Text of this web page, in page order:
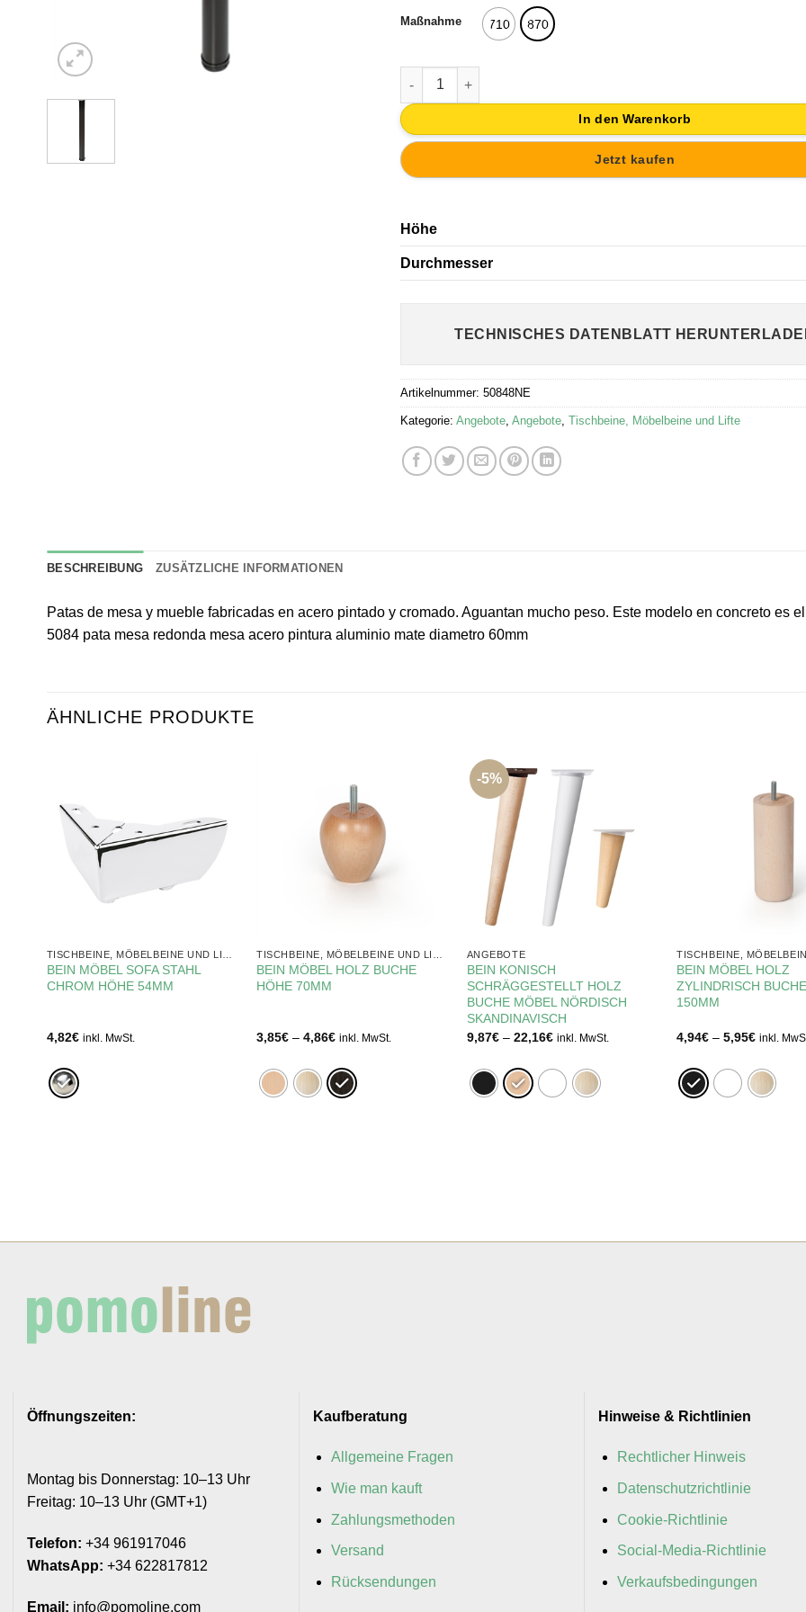
Maßnahme 710 870
PATA MESA REDONDA MESA ACERO PINTURA ALUMINIO MATE
In den Warenkorb
Jetzt kaufen
Höhe
Durchmesser
TECHNISCHES DATENBLATT
Artikelnummer:50848NE
Kategorie:Angebote,Angebote,Tischbeine, Möbelbeine und Lifte
BESCHREIBUNG ZUSÄTZLICHE INFORMATIONEN
Patas de mesa y mueble fabricadas en acero pintado y cromado. Aguantan mucho peso. Este modelo en concreto es
5084 pata mesa redonda mesa acero pintura aluminio mate diametro 60mm
ÄHNLICHE PRODUKTE
BEIN MÖBEL SOFA STAHL
CHROM HÖHE 54MM
4,82€ inkl. MwSt.
BEIN MÖBEL HOLZ BUCHE
HÖHE 70MM
3,85€ –4,86€Preisspanne:
4,86€
inkl. MwSt.
-5%
ANGEBOTE
BEIN KONISCH
SCHRÄGGESTELLT HOLZ
BUCHE MÖBEL NÖRDISCH
SKANDINAVISCH
9,87€ – 22,16€Preisspanne:
22,16€
inkl. MwSt.
BEIN MÖBEL HOLZ
ZYLINDRISCH
150MM
4,94€ –5,95€
5,95€
inkl.
Öffnungszeiten:
Montag bis Donnerstag: 10–13 Uhr
Freitag: 10–13 Uhr (GMT+1)
Telefon: +34 961917046
WhatsApp: +34 622817812
Email: info@pomoline.com
Kaufberatung
Allgemeine Fragen
Wie man kauft
Zahlungsmethoden
Versand
Rücksendungen
Hinweise & Richtlinien
Rechtlicher Hinweis
Datenschutzrichtlinie
Cookie-Richtlinie
Social-Media-Richtlinie
Verkaufsbedingungen